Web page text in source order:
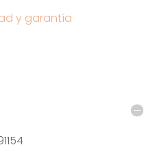
y garantía